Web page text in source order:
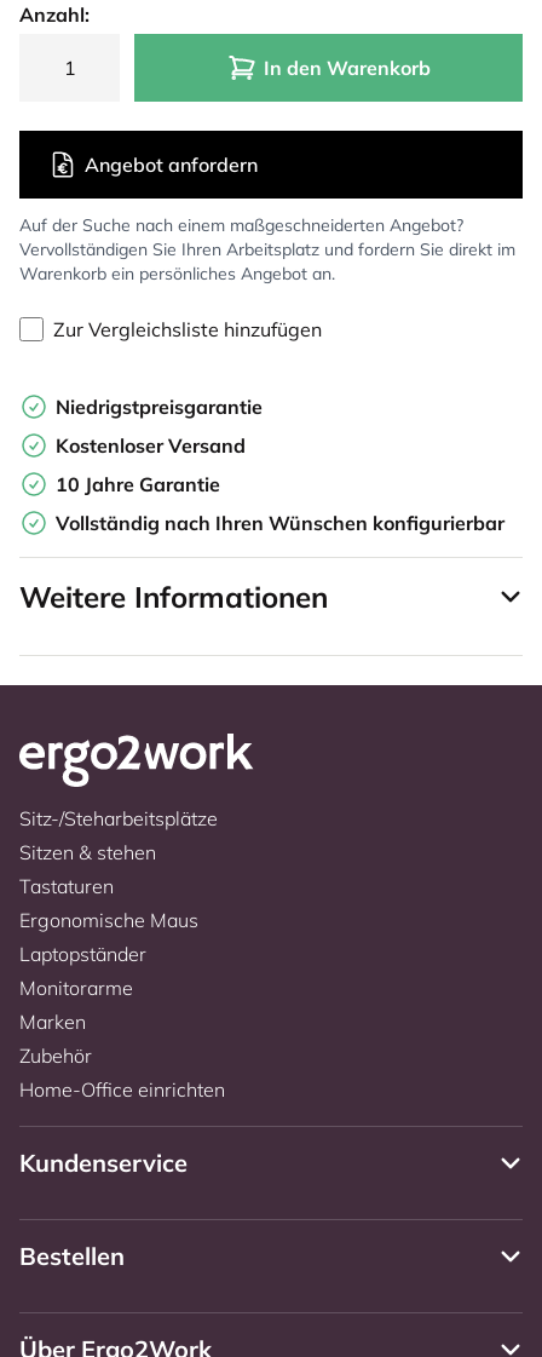
Anzahl:
In den Warenkorb
Auf der Suche nach einem maßgeschneiderten Angebot?
Vervollständigen Sie Ihren Arbeitsplatz und fordern Sie direkt im
Warenkorb ein persönliches Angebot an.
Angebot anfordern
Zur Vergleichsliste hinzufügen
Niedrigstpreisgarantie
Kostenloser Versand
10 Jahre Garantie
Vollständig nach Ihren Wünschen konfigurierbar
Weitere Informationen
Sitz-/Steharbeitsplätze
Sitzen & stehen
Tastaturen
Ergonomische Maus
Laptopständer
Monitorarme
Marken
Zubehör
Home-Office einrichten
Kundenservice
Bestellen
Über Ergo2Work